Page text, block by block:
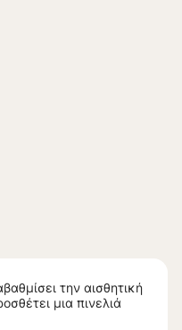
την αισθητική
μια πινελιά